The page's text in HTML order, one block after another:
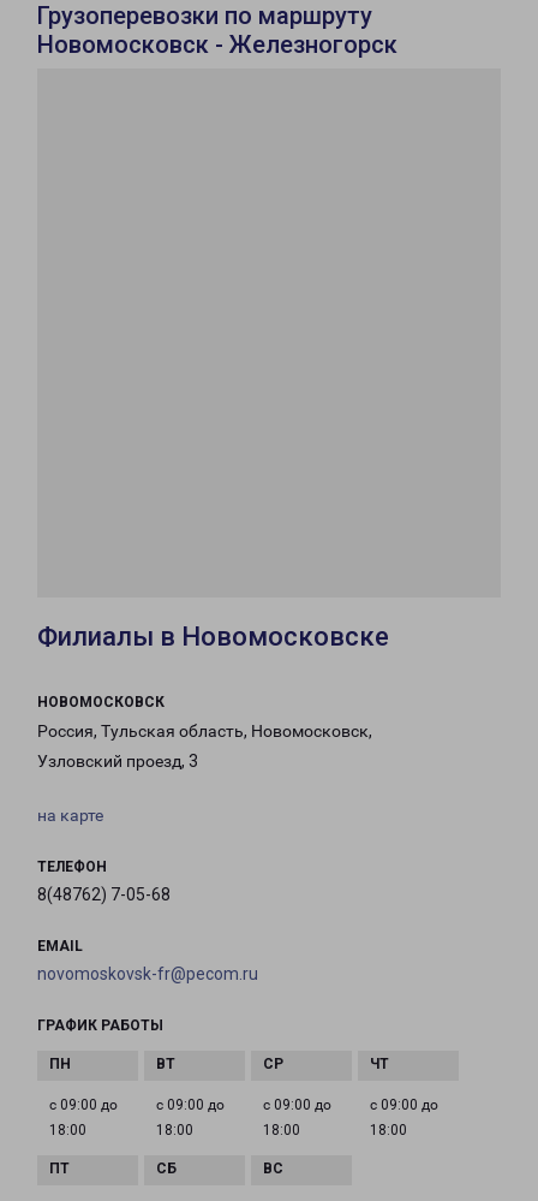
Грузоперевозки по маршруту
Новомосковск - Железногорск
Филиалы в Новомосковске
НОВОМОСКОВСК
Россия, Тульская область, Новомосковск,
Узловский проезд, 3
на карте
ТЕЛЕФОН
8(48762) 7-05-68
EMAIL
novomoskovsk-fr@pecom.ru
ГРАФИК РАБОТЫ
с 09:00 до
18:00
с 09:00 до
18:00
с 09:00 до
18:00
с 09:00 до
18:00